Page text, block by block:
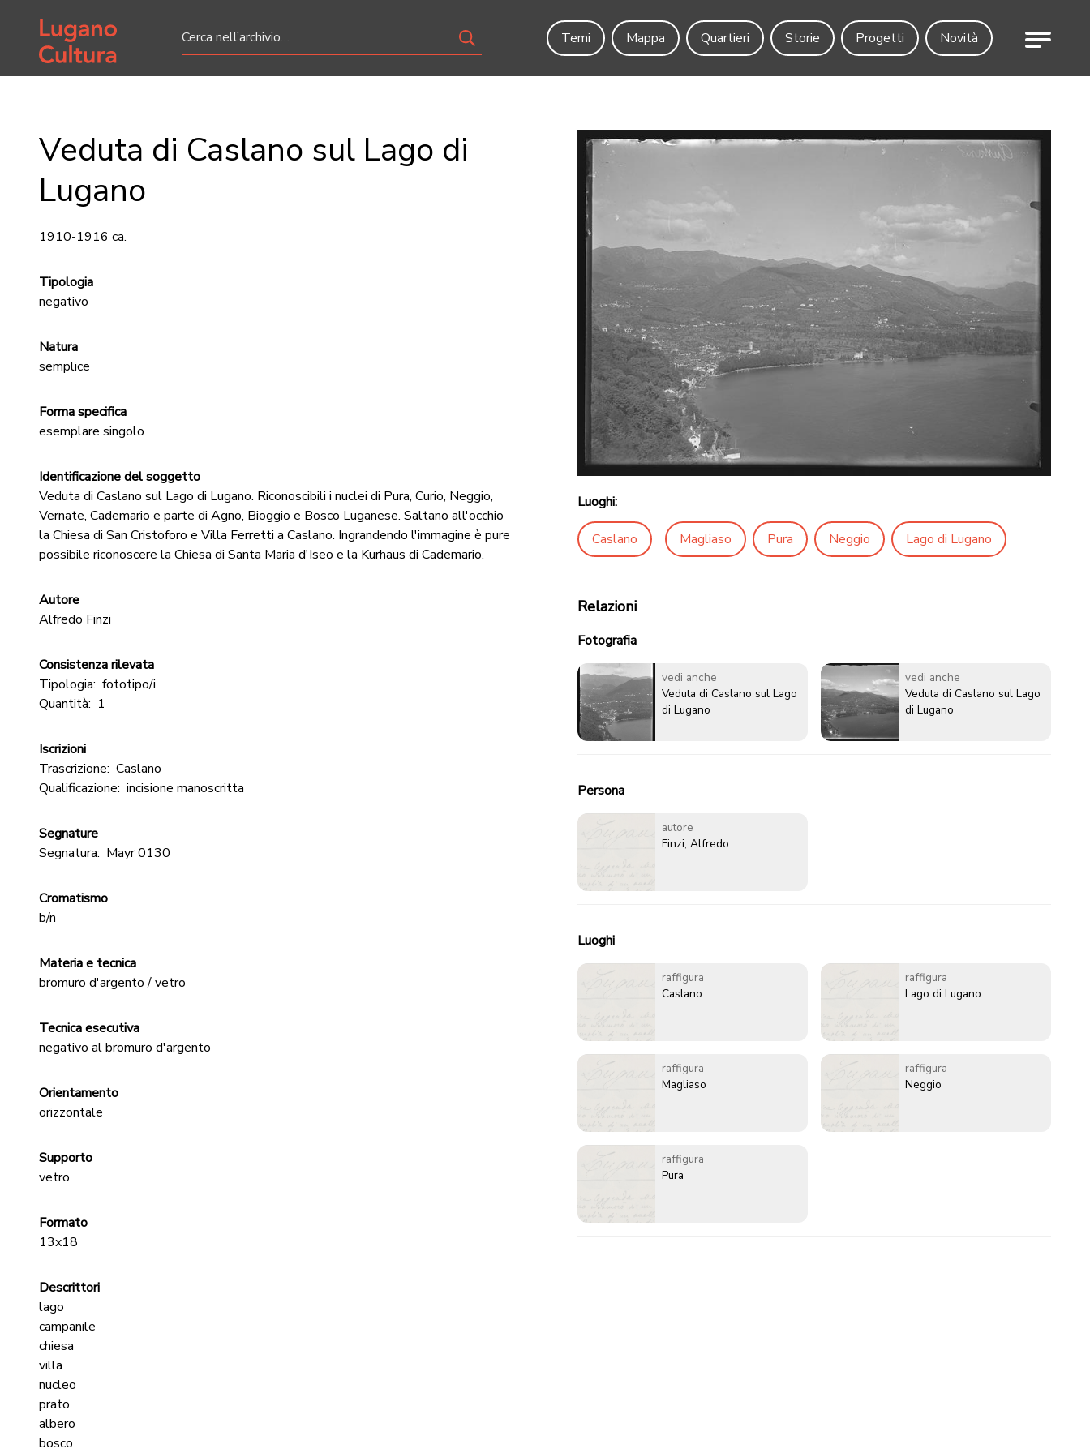
Home page
Temi
Mappa Quartieri Storie Progetti Novità Menu
Veduta di Caslano sul Lago di
Lugano
1910-1916 ca.
Tipologia
negativo
Natura
semplice
Forma specifica
esemplare singolo
Identificazione del soggetto
Veduta di Caslano sul Lago di Lugano. Riconoscibili i nuclei di Pura, Curio, Neggio,
Vernate, Cademario e parte di Agno, Bioggio e Bosco Luganese. Saltano all'occhio
la Chiesa di San Cristoforo e Villa Ferretti a Caslano. Ingrandendo l'immagine è pure
possibile riconoscere la Chiesa di Santa Maria d'Iseo e la Kurhaus di Cademario.
Autore
Alfredo Finzi
Consistenza rilevata
Tipologia: fototipo/i
Quantità: 1
Iscrizioni
Trascrizione: Caslano
Qualificazione: incisione manoscritta
Segnature
Segnatura: Mayr 0130
Cromatismo
b/n
Materia e tecnica
bromuro d'argento / vetro
Tecnica esecutiva
negativo al bromuro d'argento
Orientamento
orizzontale
Supporto
vetro
Formato
13x18
Descrittori
lago
campanile
chiesa
villa
nucleo
prato
albero
bosco
Luoghi:
Caslano Magliaso Pura Neggio Lago di Lugano
Relazioni
Fotografia
vedi anche
Veduta di Caslano sul Lago
di Lugano
vedi anche
Veduta di Caslano sul Lago
di Lugano
Persona
autore
Finzi, Alfredo
Luoghi
raffigura
Caslano
raffigura
Lago di Lugano
raffigura
Magliaso
raffigura
Neggio
raffigura
Pura